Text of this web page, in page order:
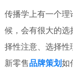
传播学上有一个理
候，会有很大的选
择性注意、选择性
新零售品牌策划如